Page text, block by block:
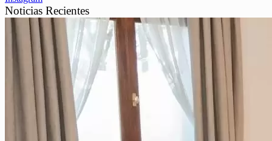
Noticias Recientes